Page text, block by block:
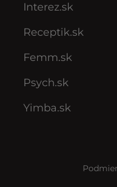
Interez.sk
Receptik.sk
Femm.sk
Psych.sk
Yimba.sk